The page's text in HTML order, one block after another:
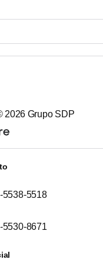
2026 Grupo SDP
5538-5518
5530-8671